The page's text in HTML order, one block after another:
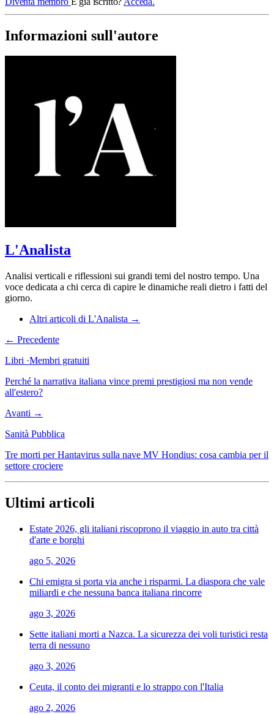
Informazioni sull'autore
L'Analista
Analisi verticali e riflessioni sui grandi temi del nostro tempo. Una
voce dedicata a chi cerca di capire le dinamiche reali dietro i fatti del
giorno.
Altri articoli di L'Analista →
← Precedente
Libri ·Membri gratuiti
Perché la narrativa italiana vince premi prestigiosi ma non vende
all'estero?
Avanti →
Sanità Pubblica
Tre morti per Hantavirus sulla nave MV Hondius: cosa cambia per il
settore crociere
Ultimi articoli
Estate 2026, gli italiani riscoprono il viaggio in auto tra città
d'arte e borghi
ago 5, 2026
Chi emigra si porta via anche i risparmi. La diaspora che vale
miliardi e che nessuna banca italiana rincorre
ago 3, 2026
Sette italiani morti a Nazca. La sicurezza dei voli turistici resta
terra di nessuno
ago 3, 2026
Ceuta, il conto dei migranti e lo strappo con l'Italia
ago 2, 2026